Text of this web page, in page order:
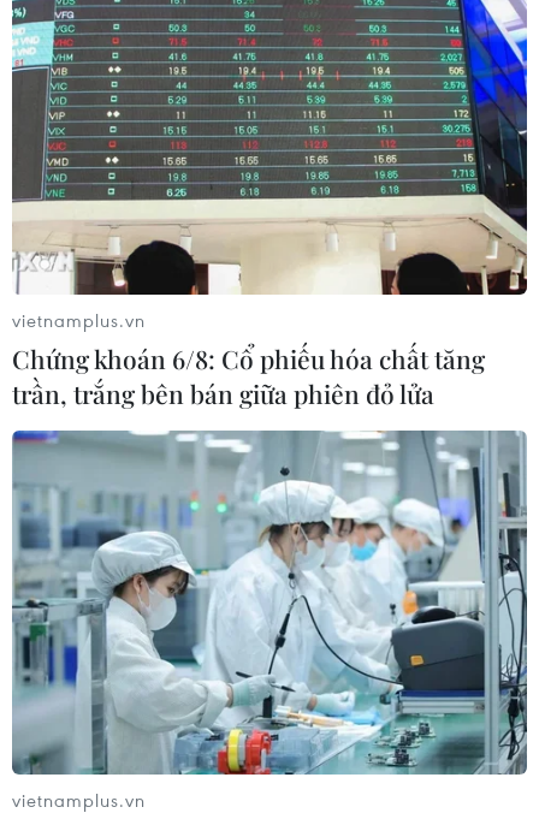
TIN LIÊN QUAN
Bất thường: Hai tàu Trung Quốc tự "đấu
phun nước" vào nhau
29/05/2014 10:59
Các lực lượng Việt Nam đang xác định mục đích của
việc có hiện tượng hai tàu Trung Quốc (trong đó có tàu
Hải cảnh) chạy song song gần giàn khoan Hải Dương-
981 và phun nước vào nhau.
vietnamplus.vn
Chứng khoán 6/8: Cổ phiếu hóa chất tăng
trần, trắng bên bán giữa phiên đỏ lửa
vietnamplus.vn